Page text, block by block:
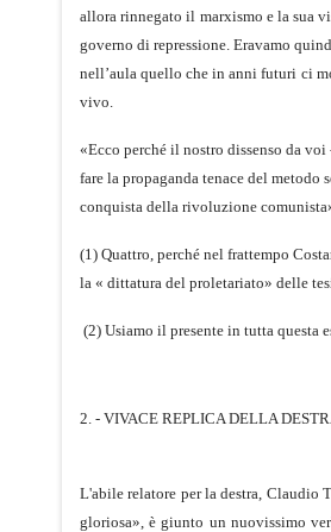
allora rinnegato il marxismo e la sua
governo di repres­sione. Eravamo
nell’aula quello che in anni futuri ci
vivo.
«Ecco perché il nostro dissenso da
fare la propaganda tenace del
conquista della rivoluzione
(1) Quattro, perché nel frattempo
la « dittatura del proleta­riato» delle
(2) Usiamo il presente in tutta questa
2. - VIVACE REPLICA DELLA
L'abile relatore per la destra, Claudio
gloriosa», è giunto un nuovissimo